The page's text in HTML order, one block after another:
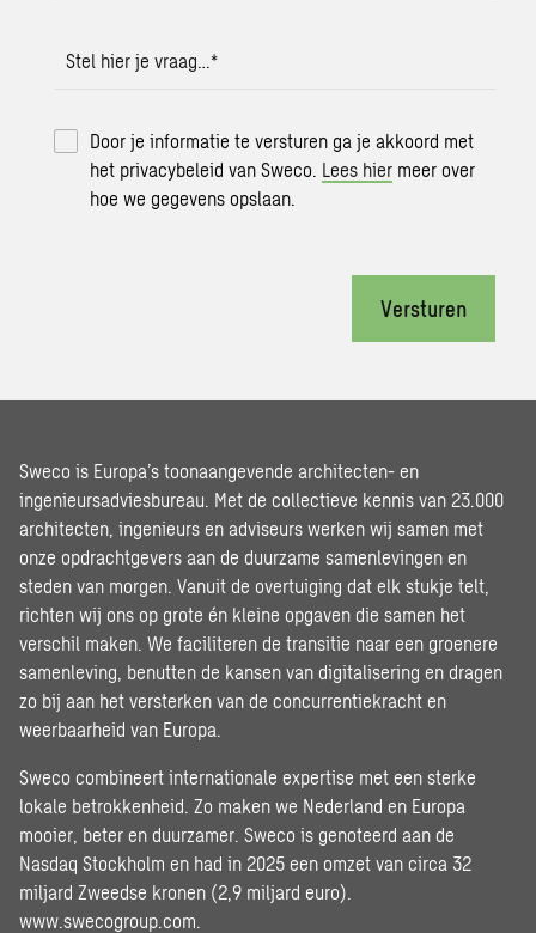
Stel hier je vraag…*
Door je informatie te versturen ga je akkoord met
het privacybeleid van Sweco. Lees hier meer over
hoe we gegevens opslaan.
Versturen
Sweco is Europa’s toonaangevende architecten- en
ingenieursadviesbureau. Met de collectieve kennis van 23.000
architecten, ingenieurs en adviseurs werken wij samen met
onze opdrachtgevers aan de duurzame samenlevingen en
steden van morgen. Vanuit de overtuiging dat elk stukje telt,
richten wij ons op grote én kleine opgaven die samen het
verschil maken. We faciliteren de transitie naar een groenere
samenleving, benutten de kansen van digitalisering en dragen
zo bij aan het versterken van de concurrentiekracht en
weerbaarheid van Europa.
Sweco combineert internationale expertise met een sterke
lokale betrokkenheid. Zo maken we Nederland en Europa
mooier, beter en duurzamer. Sweco is genoteerd aan de
Nasdaq Stockholm en had in 2025 een omzet van circa 32
miljard Zweedse kronen (2,9 miljard euro).
www.swecogroup.com